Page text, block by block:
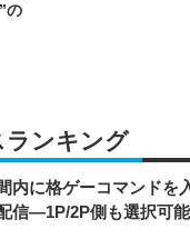
の
ランキング
内に格ゲーコマンドを
信―1P/2P側も選択可能